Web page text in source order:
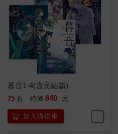
「什麼事？」風雪拿著地圖在看
「爸爸……會不會找不到我們？」
面，只露出了一雙眼：「小阿姨
是回來了，會找不到我們的！」
「妳爸爸他……我不是說了，他有
我一起住一段時間。」風雪低頭
什麼嗎？」
「爸爸說，暮音要聽小阿姨的話
聲地回答。
「可是，小阿姨……」暮音把頭整
暮音1-4(含完結篇)
75 折 特價 840 元
加入購物車